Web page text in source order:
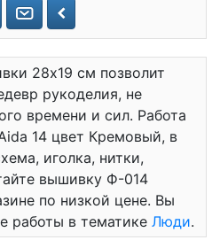
28x19 см позволит
рукоделия, не
времени и сил. Работа
14 цвет Кремовый, в
иголка, нитки,
вышивку Ф-014
по низкой цене. Вы
работы в тематике Люди.